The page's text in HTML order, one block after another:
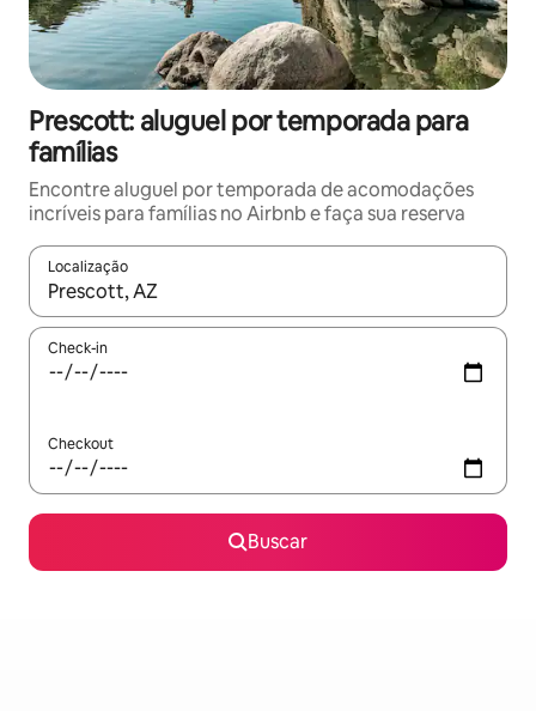
Prescott: aluguel por temporada para
famílias
Encontre aluguel por temporada de acomodações
incríveis para famílias no Airbnb e faça sua reserva
Localização
Quando os resultados estiverem disponíveis, explore-os
Check-in
Checkout
Buscar